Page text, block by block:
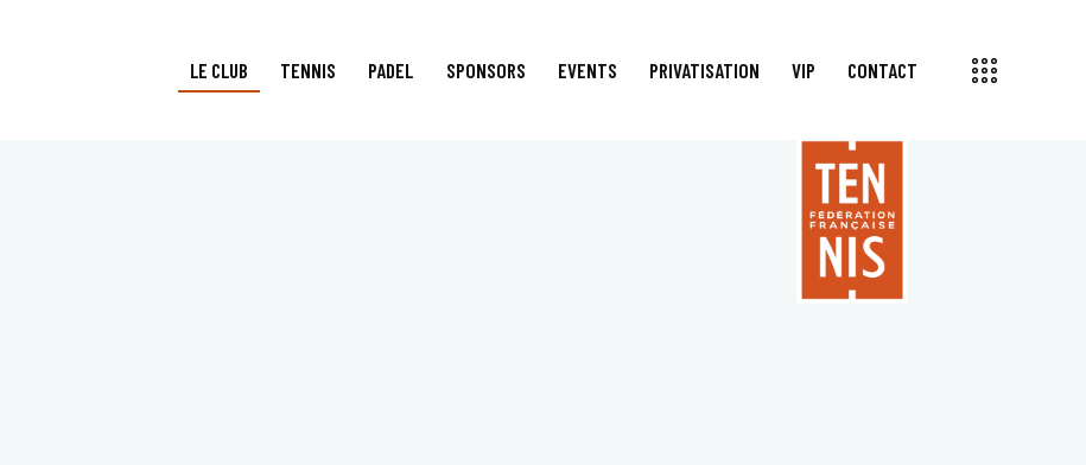
LE CLUB TENNIS PADEL SPONSORS EVENTS PRIVATISATION VIP CONTACT
VIP